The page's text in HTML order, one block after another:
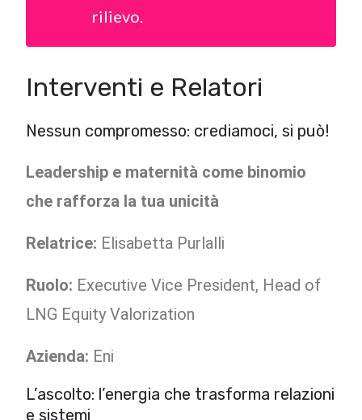
rilievo.
Interventi e Relatori
Nessun compromesso: crediamoci, si può!
Leadership e maternità come binomio
che rafforza la tua unicità
Relatrice: Elisabetta Purlalli
Ruolo: Executive Vice President, Head of
LNG Equity Valorization
Azienda: Eni
L’ascolto: l’energia che trasforma relazioni
e sistemi